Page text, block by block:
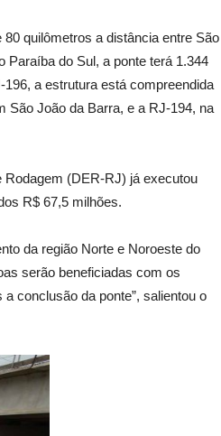
quilômetros a distância entre São
Paraíba do Sul, a ponte terá 1.344
a estrutura está compreendida
São João da Barra, e a RJ-194, na
Rodagem (DER-RJ) já executou
R$ 67,5 milhões.
da região Norte e Noroeste do
serão beneficiadas com os
conclusão da ponte”, salientou o